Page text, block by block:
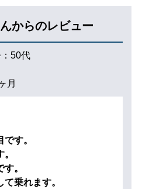
からのレビュー
50代
月
す。
。
乗れます。